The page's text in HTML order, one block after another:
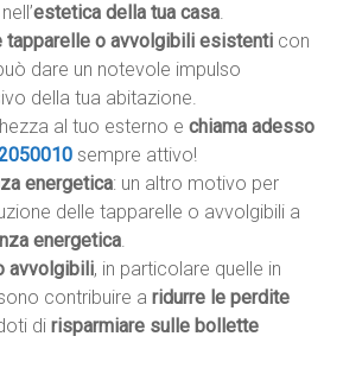
estetica della tua casa.
o avvolgibili esistenti con
dare un notevole impulso
della tua abitazione.
al tuo esterno echiama adesso
sempre attivo!
energetica: un altro motivo per
delle tapparelle o avvolgibili a
energetica.
avvolgibili, in particolare quelle in
contribuire aridurre le perdite
dirisparmiare sulle bollette